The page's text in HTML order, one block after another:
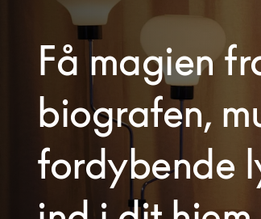
Få magien
biografen,
fordybende